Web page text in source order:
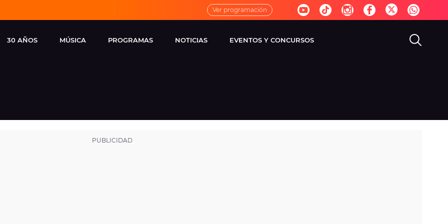
Ver programación
30 AÑOS MÚSICA
FM
PROGRAMAS
VIRALES
NOTICIAS EVENTOS Y CONCURSOS